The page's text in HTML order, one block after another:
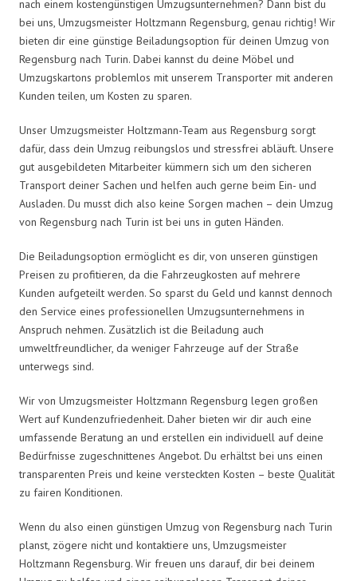
nach einem kostengünstigen Umzugsunternehmen? Dann bist du
bei uns, Umzugsmeister Holtzmann Regensburg, genau richtig! Wir
bieten dir eine günstige Beiladungsoption für deinen Umzug von
Regensburg nach Turin. Dabei kannst du deine Möbel und
Umzugskartons problemlos mit unserem Transporter mit anderen
Kunden teilen, um Kosten zu sparen.
Unser Umzugsmeister Holtzmann-Team aus Regensburg sorgt
dafür, dass dein Umzug reibungslos und stressfrei abläuft. Unsere
gut ausgebildeten Mitarbeiter kümmern sich um den sicheren
Transport deiner Sachen und helfen auch gerne beim Ein- und
Ausladen. Du musst dich also keine Sorgen machen – dein Umzug
von Regensburg nach Turin ist bei uns in guten Händen.
Die Beiladungsoption ermöglicht es dir, von unseren günstigen
Preisen zu profitieren, da die Fahrzeugkosten auf mehrere
Kunden aufgeteilt werden. So sparst du Geld und kannst dennoch
den Service eines professionellen Umzugsunternehmens in
Anspruch nehmen. Zusätzlich ist die Beiladung auch
umweltfreundlicher, da weniger Fahrzeuge auf der Straße
unterwegs sind.
Wir von Umzugsmeister Holtzmann Regensburg legen großen
Wert auf Kundenzufriedenheit. Daher bieten wir dir auch eine
umfassende Beratung an und erstellen ein individuell auf deine
Bedürfnisse zugeschnittenes Angebot. Du erhältst bei uns einen
transparenten Preis und keine versteckten Kosten – beste Qualität
zu fairen Konditionen.
Wenn du also einen günstigen Umzug von Regensburg nach Turin
planst, zögere nicht und kontaktiere uns, Umzugsmeister
Holtzmann Regensburg. Wir freuen uns darauf, dir bei deinem